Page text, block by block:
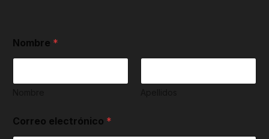
s
o
r
c
Nombre *
Correo electrónico *